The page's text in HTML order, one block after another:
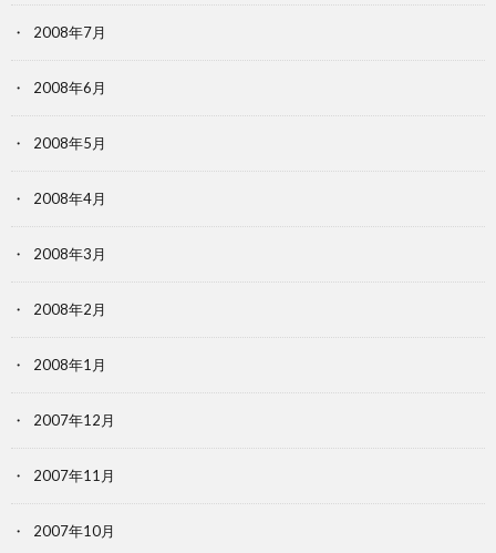
2008年7月
2008年6月
2008年5月
2008年4月
2008年3月
2008年2月
2008年1月
2007年12月
2007年11月
2007年10月